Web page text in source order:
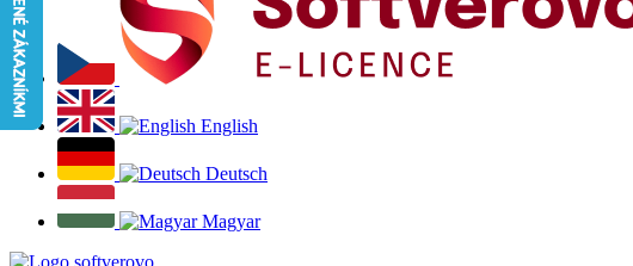
English
Deutsch
Magyar